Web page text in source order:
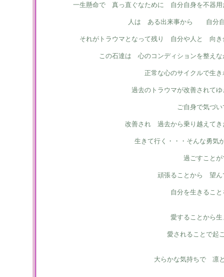
一生懸命で 真っ直ぐなために 自分自身を不器用
人は ある出来事から 自分自
それがトラウマとなって残り 自分や人と 向き
この石達は 心のコンディションを整え
正常な心のサイクルで生
過去のトラウマが改善されて
ご自身で気づ
改善され 過去から乗り越えて
生きて行く・・・そんな勇気
過ごすこと
頑張ることから 望
自分を生きるこ
愛することから
愛されることで起
大らかな気持ちで 凛